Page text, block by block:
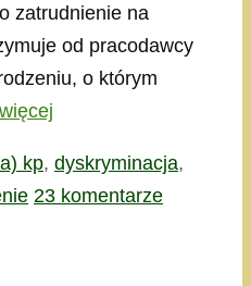
zatrudnienie na
od pracodawcy
o którym
kp, dyskryminacja,
23 komentarze